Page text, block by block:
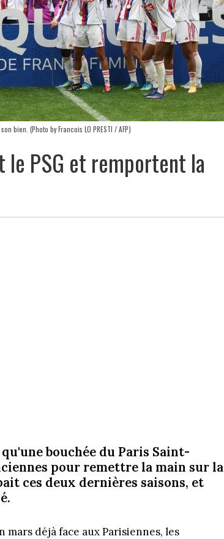
bien. (Photo by Francois LO PRESTI / AFP)
le PSG et remportent la
bouchée du Paris Saint-
pour remettre la main sur la
ces deux dernières saisons, et
déjà face aux Parisiennes, les